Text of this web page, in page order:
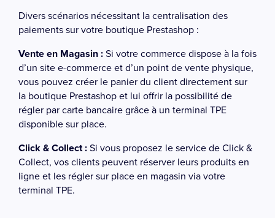
Divers scénarios nécessitant la centralisation des
paiements sur votre boutique Prestashop :
Vente en Magasin :Si votre commerce dispose à la fois
d’un site e-commerce et d’un point de vente physique,
vous pouvez créer le panier du client directement sur
la boutique Prestashop et lui offrir la possibilité de
régler par carte bancaire grâce à un terminal TPE
disponible sur place.
Click & Collect :Si vous proposez le service de Click &
Collect, vos clients peuvent réserver leurs produits en
ligne et les régler sur place en magasin via votre
terminal TPE.